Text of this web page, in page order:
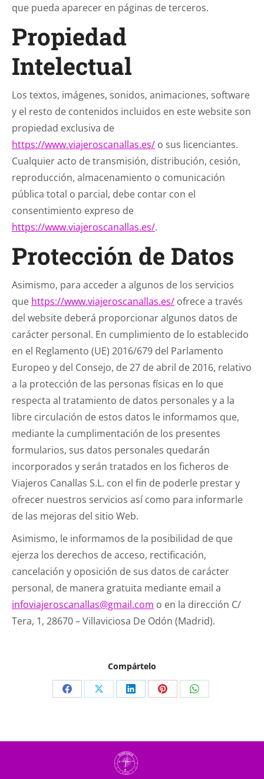
que pueda aparecer en páginas de terceros.
Propiedad
Intelectual
Los textos, imágenes, sonidos, animaciones, software
y el resto de contenidos incluidos en este website son
propiedad exclusiva de
https://www.viajeroscanallas.es/ o sus licenciantes.
Cualquier acto de transmisión, distribución, cesión,
reproducción, almacenamiento o comunicación
pública total o parcial, debe contar con el
consentimiento expreso de
https://www.viajeroscanallas.es/.
Protección de Datos
Asimismo, para acceder a algunos de los servicios
que https://www.viajeroscanallas.es/ ofrece a través
del website deberá proporcionar algunos datos de
carácter personal. En cumplimiento de lo establecido
en el Reglamento (UE) 2016/679 del Parlamento
Europeo y del Consejo, de 27 de abril de 2016, relativo
a la protección de las personas físicas en lo que
respecta al tratamiento de datos personales y a la
libre circulación de estos datos le informamos que,
mediante la cumplimentación de los presentes
formularios, sus datos personales quedarán
incorporados y serán tratados en los ficheros de
Viajeros Canallas S.L. con el fin de poderle prestar y
ofrecer nuestros servicios así como para informarle
de las mejoras del sitio Web.
Asimismo, le informamos de la posibilidad de que
ejerza los derechos de acceso, rectificación,
cancelación y oposición de sus datos de carácter
personal, de manera gratuita mediante email a
infoviajeroscanallas@gmail.com o en la dirección C/
Tera, 1, 28670 – Villaviciosa De Odón (Madrid).
Compártelo
CompartirCompartirCompartirCompartirCompartir